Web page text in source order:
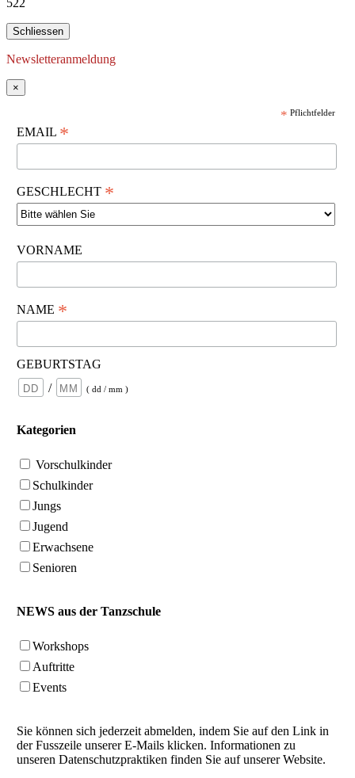
Schliessen
Newsletteranmeldung
×
* Pflichtfelder
EMAIL *
GESCHLECHT *
VORNAME
NAME *
GEBURTSTAG
/
( dd / mm )
Kategorien
Vorschulkinder
Schulkinder
Jungs
Jugend
Erwachsene
Senioren
NEWS aus der Tanzschule
Workshops
Auftritte
Events
Sie können sich jederzeit abmelden, indem Sie auf den Link in
der Fusszeile unserer E-Mails klicken. Informationen zu
unseren Datenschutzpraktiken finden Sie auf unserer Website.